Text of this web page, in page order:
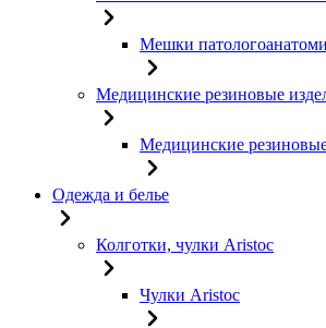
Мешки
Медицинские резиновые
Медицинские
Одежда и белье
Колготки, чулки Aristoc
Чулки Aristoc